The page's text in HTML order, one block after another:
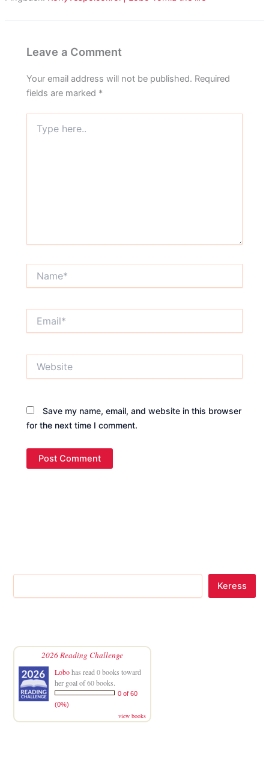
Leave a Comment
Your email address will not be published. Required
fields are marked *
here..
Save my name, email, and website in this browser
for the next time I comment.
Keress
2026 Reading Challenge
Lobohas read 0 books toward
her goal of 60 books.
0 of 60
(0%)
view books